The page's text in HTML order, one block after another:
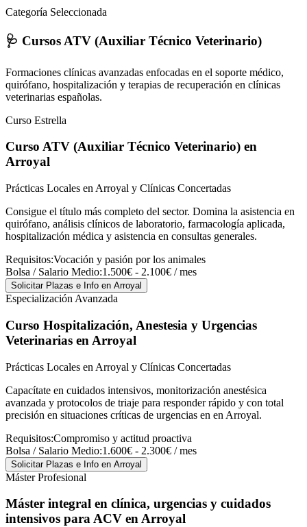
Categoría Seleccionada
🩺 Cursos ATV (Auxiliar Técnico Veterinario)
Formaciones clínicas avanzadas enfocadas en el soporte médico,
quirófano, hospitalización y terapias de recuperación en clínicas
veterinarias españolas.
Curso Estrella
Curso ATV (Auxiliar Técnico Veterinario) en
Arroyal
Prácticas Locales en Arroyal y Clínicas Concertadas
Consigue el título más completo del sector. Domina la asistencia en
quirófano, análisis clínicos de laboratorio, farmacología aplicada,
hospitalización médica y asistencia en consultas generales.
Requisitos:Vocación y pasión por los animales
Bolsa / Salario Medio:1.500€ - 2.100€ / mes
Solicitar Plazas e Info en Arroyal
Especialización Avanzada
Curso Hospitalización, Anestesia y Urgencias
Veterinarias en Arroyal
Prácticas Locales en Arroyal y Clínicas Concertadas
Capacítate en cuidados intensivos, monitorización anestésica
avanzada y protocolos de triaje para responder rápido y con total
precisión en situaciones críticas de urgencias en en Arroyal.
Requisitos:Compromiso y actitud proactiva
Bolsa / Salario Medio:1.600€ - 2.300€ / mes
Solicitar Plazas e Info en Arroyal
Máster Profesional
Máster integral en clínica, urgencias y cuidados
intensivos para ACV en Arroyal